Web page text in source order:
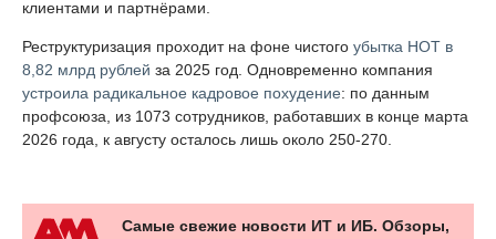
клиентами и партнёрами.
Реструктуризация проходит на фоне чистого убытка НОТ в
8,82 млрд рублей за 2025 год. Одновременно компания
устроила радикальное кадровое похудение: по данным
профсоюза, из 1073 сотрудников, работавших в конце марта
2026 года, к августу осталось лишь около 250-270.
Самые свежие новости ИТ и ИБ. Обзоры,